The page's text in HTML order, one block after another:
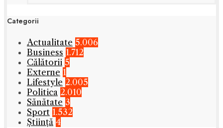
Categorii
Actualitate 5.006
Business 1.712
Călătorii 5
Externe 1
Lifestyle 2.005
Politica 2.010
Sănătate 3
Sport 1.532
Știință 4